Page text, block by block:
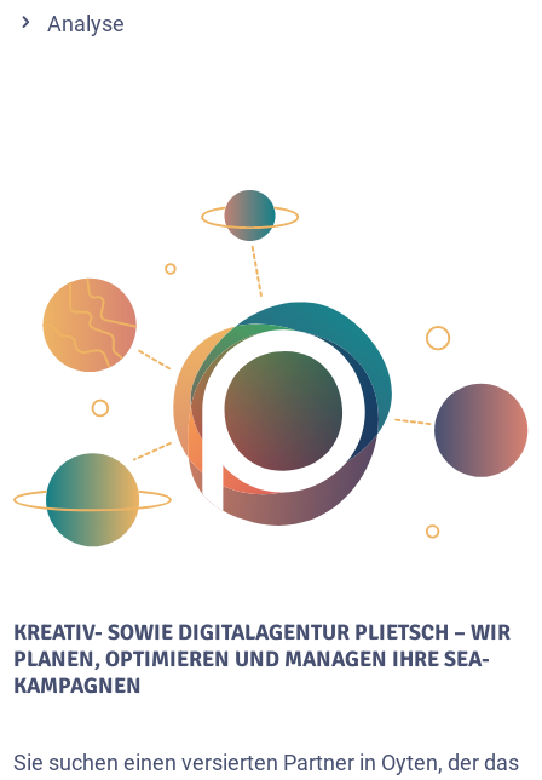
Analyse
KREATIV- SOWIE DIGITALAGENTUR PLIETSCH – WIR
PLANEN, OPTIMIEREN UND MANAGEN IHRE SEA-
KAMPAGNEN
Sie suchen einen versierten Partner in Oyten, der das